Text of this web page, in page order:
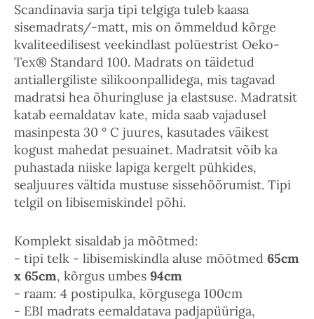
Scandinavia sarja tipi telgiga tuleb kaasa
sisemadrats/-matt, mis on õmmeldud kõrge
kvaliteedilisest veekindlast polüestrist Oeko-
Tex® Standard 100. Madrats on täidetud
antiallergiliste silikoonpallidega, mis tagavad
madratsi hea õhuringluse ja elastsuse. Madratsit
katab eemaldatav kate, mida saab vajadusel
masinpesta 30 ° C juures, kasutades väikest
kogust mahedat pesuainet. Madratsit võib ka
puhastada niiske lapiga kergelt pühkides,
sealjuures vältida mustuse sissehõõrumist. Tipi
telgil on libisemiskindel põhi.
Komplekt sisaldab ja mõõtmed:
- tipi telk - libisemiskindla aluse mõõtmed 65cm
x 65cm, kõrgus umbes 94cm
- raam: 4 postipulka, kõrgusega 100cm
- EBI madrats eemaldatava padjapüüriga,